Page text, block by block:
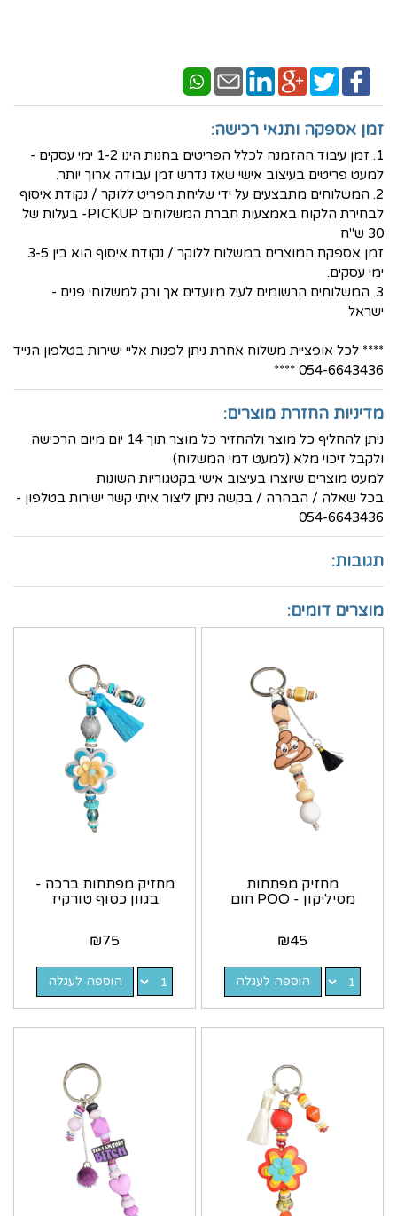
זמן אספקה ותנאי רכישה:
1. זמן עיבוד ההזמנה לכלל הפריטים בחנות הינו 1-2 ימי עסקים -
למעט פריטים בעיצוב אישי שאז נדרש זמן עבודה ארוך יותר.
2. המשלוחים מתבצעים על ידי שליחת הפריט ללוקר / נקודת איסוף
לבחירת הלקוח באמצעות חברת המשלוחים PICKUP- בעלות של
30 ש"ח
זמן אספקת המוצרים במשלוח ללוקר / נקודת איסוף הוא בין 3-5
ימי עסקים.
3. המשלוחים הרשומים לעיל מיועדים אך ורק למשלוחי פנים -
ישראל
**** לכל אופציית משלוח אחרת ניתן לפנות אליי ישירות בטלפון הנייד
054-6643436 ****
מדיניות החזרת מוצרים:
ניתן להחליף כל מוצר ולהחזיר כל מוצר תוך 14 יום מיום הרכישה
ולקבל זיכוי מלא (למעט דמי המשלוח)
למעט מוצרים שיוצרו בעיצוב אישי בקטגוריות השונות
בכל שאלה / הבהרה / בקשה ניתן ליצור איתי קשר ישירות בטלפון -
054-6643436
תגובות:
מוצרים דומים:
מחזיק מפתחות
מסיליקון - POO חום
₪45
הוספה לעגלה
מחזיק מפתחות ברכה -
בגוון כסוף טורקיז
₪75
הוספה לעגלה